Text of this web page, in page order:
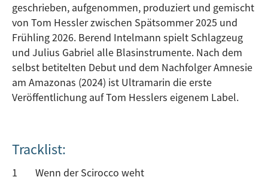
geschrieben, aufgenommen, produziert und gemischt
von Tom Hessler zwischen Spätsommer 2025 und
Frühling 2026. Berend Intelmann spielt Schlagzeug
und Julius Gabriel alle Blasinstrumente. Nach dem
selbst betitelten Debut und dem Nachfolger Amnesie
am Amazonas (2024) ist Ultramarin die erste
Veröffentlichung auf Tom Hesslers eigenem Label.
Tracklist:
1
Wenn der Scirocco weht